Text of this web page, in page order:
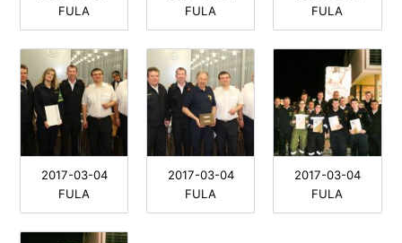
FULA
FULA
FULA
2017-03-04
FULA
2017-03-04
FULA
2017-03-04
FULA